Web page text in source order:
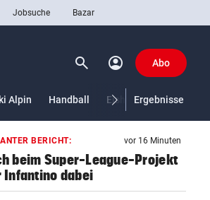
Jobsuche Bazar
search Suchen
account_circle Abo
Alpin Handball Eishockey US-Sport
Ergebnisse
BERICHT: vor 16 Minuten
beim Super-League-Projekt
Infantino dabei